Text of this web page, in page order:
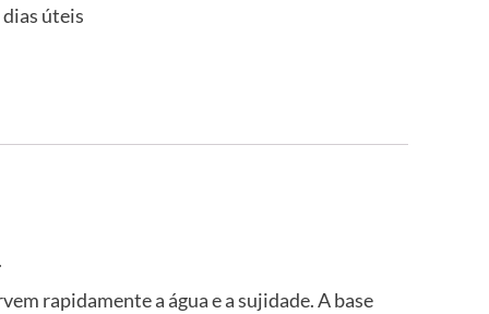
dias úteis
rapidamente a água e a sujidade. A base